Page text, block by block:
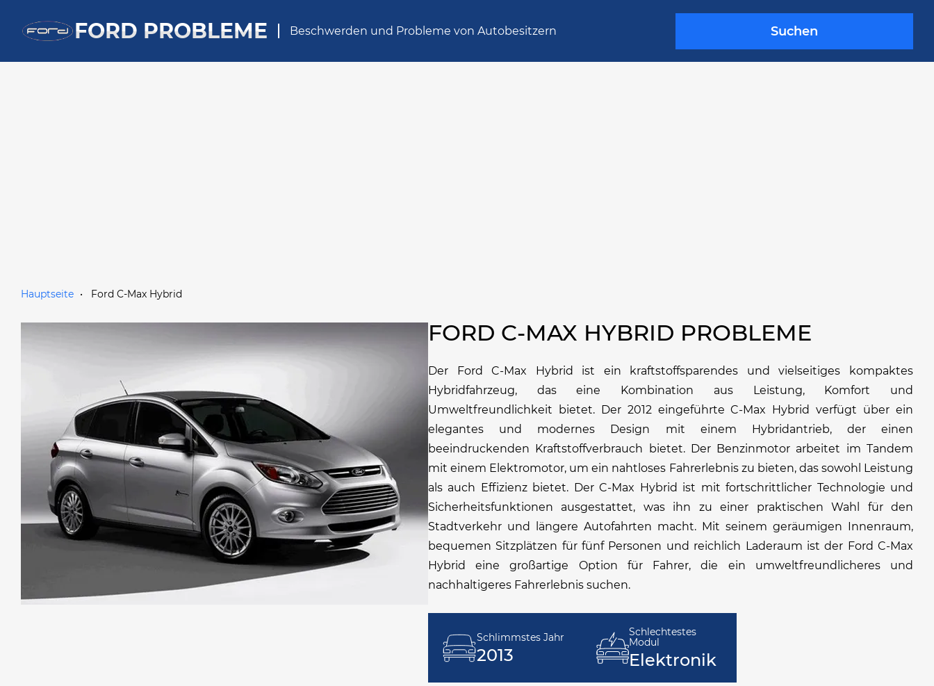
FORD PROBLEME Beschwerden und Probleme von Autobesitzern Suchen
Hauptseite Ford C-Max Hybrid
FORD C-MAX HYBRID PROBLEME
Der Ford C-Max Hybrid ist ein kraftstoffsparendes und vielseitiges kompaktes
Hybridfahrzeug, das eine Kombination aus Leistung, Komfort und
Umweltfreundlichkeit bietet. Der 2012 eingeführte C-Max Hybrid verfügt über ein
elegantes und modernes Design mit einem Hybridantrieb, der einen
beeindruckenden Kraftstoffverbrauch bietet. Der Benzinmotor arbeitet im Tandem
mit einem Elektromotor, um ein nahtloses Fahrerlebnis zu bieten, das sowohl Leistung
als auch Effizienz bietet. Der C-Max Hybrid ist mit fortschrittlicher Technologie und
Sicherheitsfunktionen ausgestattet, was ihn zu einer praktischen Wahl für den
Stadtverkehr und längere Autofahrten macht. Mit seinem geräumigen Innenraum,
bequemen Sitzplätzen für fünf Personen und reichlich Laderaum ist der Ford C-Max
Hybrid eine großartige Option für Fahrer, die ein umweltfreundlicheres und
nachhaltigeres Fahrerlebnis suchen.
Schlimmstes Jahr
2013
Schlechtestes
Modul
Elektronik